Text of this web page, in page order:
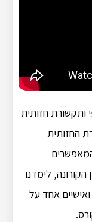
ותקשורת חזותית
החזותית
לימדנו
ואישיים אחד על